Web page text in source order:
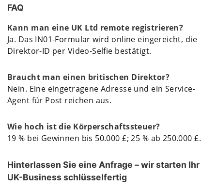
FAQ
Kann man eine UK Ltd remote registrieren?
Ja. Das IN01-Formular wird online eingereicht, die
Direktor-ID per Video-Selfie bestätigt.
Braucht man einen britischen Direktor?
Nein. Eine eingetragene Adresse und ein Service-
Agent für Post reichen aus.
Wie hoch ist die Körperschaftssteuer?
19 % bei Gewinnen bis 50.000 £; 25 % ab 250.000 £.
Hinterlassen Sie eine Anfrage – wir starten Ihr
UK-Business schlüsselfertig